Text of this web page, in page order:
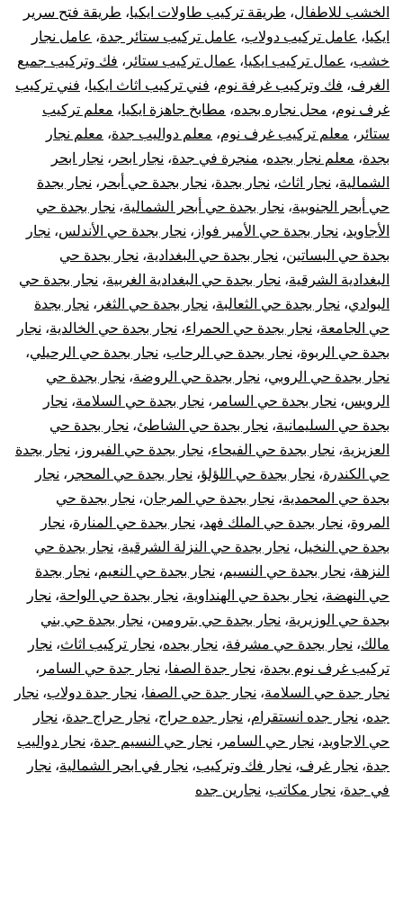
صيانة
وإصلاح
الأبواب
الخشب للاطفال، طريقة تركيب طاولات ايكيا، طريقة فتح سرير
ايكيا، عامل تركيب دولاب، عامل تركيب ستائر جدة، عامل نجار
خشب، عمال تركيب ايكيا، عمال تركيب ستائر ، فك وتركيب جميع
الغرف، فك وتركيب غرفة نوم، فني تركيب اثاث ايكيا، فني تركيب
غرف نوم، محل نجاره بجده، مطابخ جاهزة ايكيا، معلم تركيب
ستائر ، معلم تركيب غرف نوم، معلم دواليب جدة، معلم نجار
بجدة، معلم نجار بجده، منجرة في جدة، نجار ابحر ، نجار ابحر
الشمالية، نجار اثاث، نجار بجدة، نجار بجدة حي أبحر ، نجار بجدة
حي أبحر الجنوبية، نجار بجدة حي أبحر الشمالية، نجار بجدة حي
الأجاويد، نجار بجدة حي الأمير فواز ، نجار بجدة حي الأندلس، نجار
بجدة حي البساتين، نجار بجدة حي البغدادية، نجار بجدة حي
البغدادية الشرقية، نجار بجدة حي البغدادية الغربية، نجار بجدة حي
البوادي، نجار بجدة حي الثعالبة، نجار بجدة حي الثغر ، نجار بجدة
حي الجامعة، نجار بجدة حي الحمراء، نجار بجدة حي الخالدية، نجار
بجدة حي الربوة، نجار بجدة حي الرحاب، نجار بجدة حي الرحيلي،
نجار بجدة حي الروبي، نجار بجدة حي الروضة، نجار بجدة حي
الرويس، نجار بجدة حي السامر ، نجار بجدة حي السلامة، نجار
بجدة حي السليمانية، نجار بجدة حي الشاطئ، نجار بجدة حي
العزيزية، نجار بجدة حي الفيحاء، نجار بجدة حي الفيروز ، نجار بجدة
حي الكندرة، نجار بجدة حي اللؤلؤ، نجار بجدة حي المحجر ، نجار
بجدة حي المحمدية، نجار بجدة حي المرجان، نجار بجدة حي
المروة، نجار بجدة حي الملك فهد، نجار بجدة حي المنارة، نجار
بجدة حي النخيل، نجار بجدة حي النزلة الشرقية، نجار بجدة حي
النزهة، نجار بجدة حي النسيم، نجار بجدة حي النعيم، نجار بجدة
حي النهضة، نجار بجدة حي الهنداوية، نجار بجدة حي الواحة، نجار
بجدة حي الوزيرية، نجار بجدة حي بترومين، نجار بجدة حي بني
مالك، نجار بجدة حي مشرفة، نجار بجده، نجار تركيب اثاث، نجار
تركيب غرف نوم بجدة، نجار جدة الصفا، نجار جدة حي السامر ،
نجار جدة حي السلامة، نجار جدة حي الصفا، نجار جدة دولاب، نجار
جده، نجار جده انستقرام، نجار جده حراج، نجار حراج جدة، نجار
حي الاجاويد، نجار حي السامر ، نجار حي النسيم جدة، نجار دواليب
جدة، نجار غرف، نجار فك وتركيب، نجار في ابحر الشمالية، نجار
في جدة، نجار مكاتب، نجارين جده